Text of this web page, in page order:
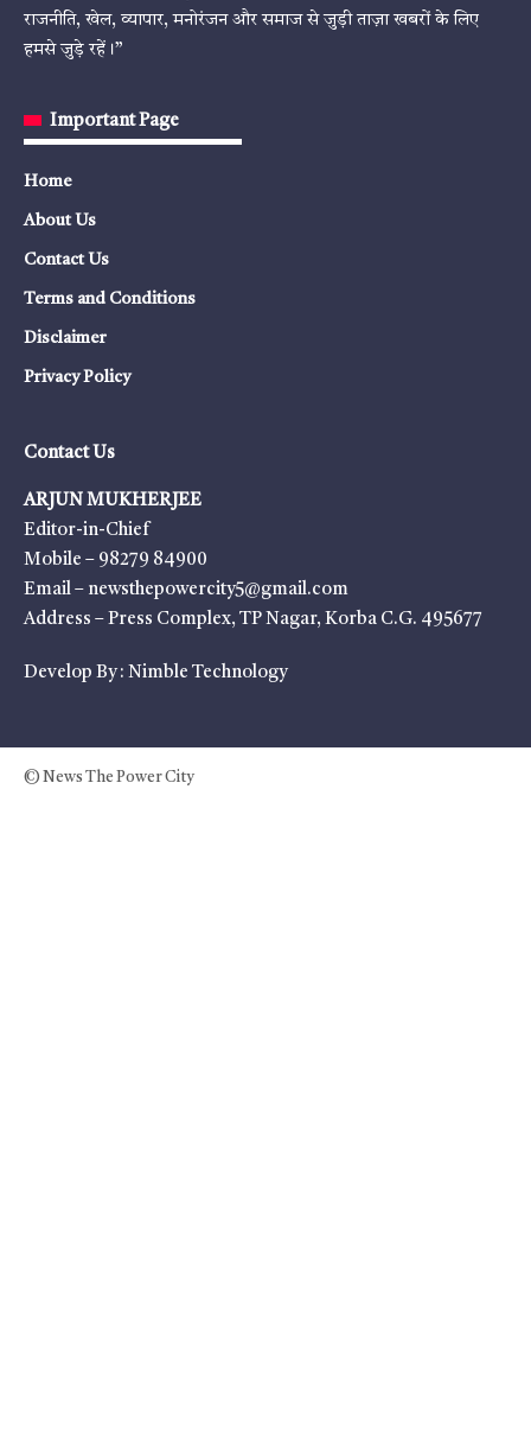
राजनीति, खेल, व्यापार, मनोरंजन और समाज से जुड़ी ताज़ा खबरों के लिए
हमसे जुड़े रहें।”
Important Page
Home
About Us
Contact Us
Terms and Conditions
Disclaimer
Privacy Policy
Contact Us
ARJUN MUKHERJEE
Editor-in-Chief
Mobile – 98279 84900
Email – newsthepowercity5@gmail.com
Address – Press Complex, TP Nagar, Korba C.G. 495677
Develop By : Nimble Technology
© News The Power City